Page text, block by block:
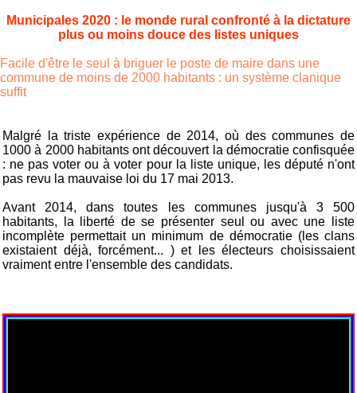
Municipales 2020 : le monde rural confronté à la dictature
plus ou moins douce des listes uniques
Facile d'être le seul à briguer le poste de maire dans une
commune de moins de 2000 habitants : un système clanique
suffit
Malgré la triste expérience de 2014, où des communes de
1000 à 2000 habitants ont découvert la démocratie confisquée
: ne pas voter ou à voter pour la liste unique, les député n'ont
pas revu la mauvaise loi du 17 mai 2013.
Avant 2014, dans toutes les communes jusqu'à 3 500
habitants, la liberté de se présenter seul ou avec une liste
incomplète permettait un minimum de démocratie (les clans
existaient déjà, forcément... ) et les électeurs choisissaient
vraiment entre l'ensemble des candidats.